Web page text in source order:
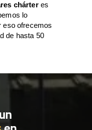
chárteres
lo
eso ofrecemos
de hasta 50